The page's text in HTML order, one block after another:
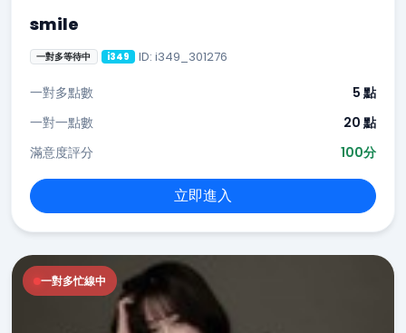
smile
一對多等待中 i349 ID: i349_301276
一對多點數
5 點
一對一點數
20 點
滿意度評分
100分
立即進入
一對多忙線中